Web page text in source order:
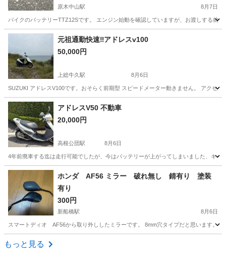
原木中山駅 8月7日
バイクのバッテリーTTZ12Sです。 エンジン始動を確認していますが、お渡しする前
千葉 市川市 原木中山駅 その他
元祖通勤快速‼️アドレスv100
50,000円
上総牛久駅 8月6日
SUZUKI アドレスV100です。おそらく前期型 スピードメーター動きません。 アクセ
千葉 市原市 上総牛久駅 スズキ
アドレスV50 不動車
20,000円
高根公団駅 8月6日
4年前廃車する迄は走行可能でしたが、今はバッテリーが上がってしまいました、キ
千葉 船橋市 高根公団駅 スズキ
ホンダ AF56 ミラー 破れ無し 錆有り 塗装
有り
300円
新船橋駅 8月6日
スマートディオ AF56から取り外ししたミラーです。 8mm穴タイプだと思います。
千葉 船橋市
もっと見る